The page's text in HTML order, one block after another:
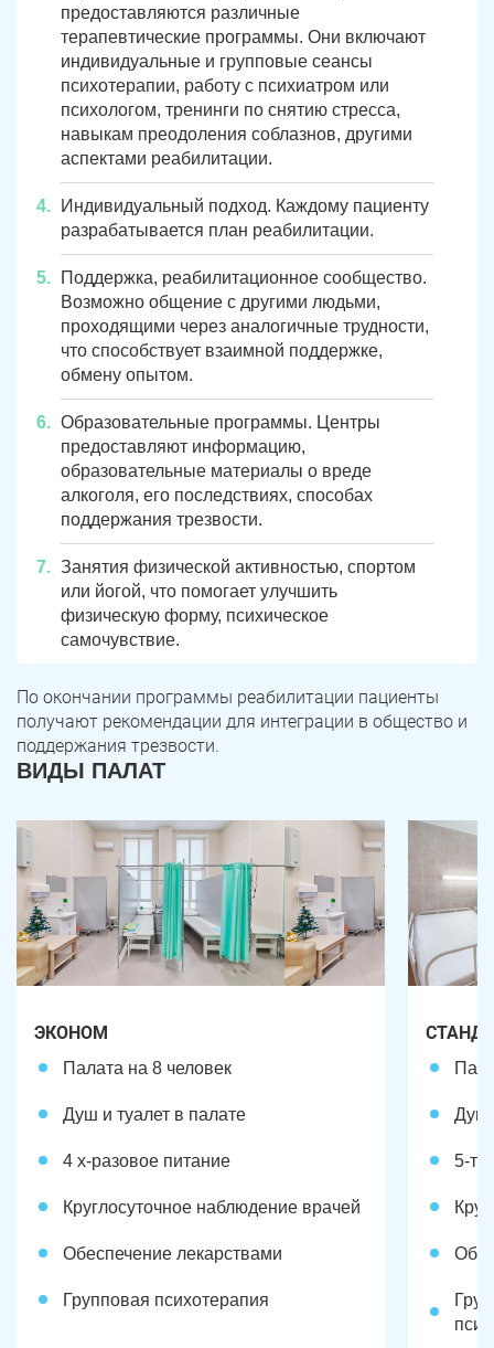
предоставляются различные
терапевтические программы. Они включают
индивидуальные и групповые сеансы
психотерапии, работу с психиатром или
психологом, тренинги по снятию стресса,
навыкам преодоления соблазнов, другими
аспектами реабилитации.
Индивидуальный подход. Каждому пациенту
разрабатывается план реабилитации.
Поддержка, реабилитационное сообщество.
Возможно общение с другими людьми,
проходящими через аналогичные трудности,
что способствует взаимной поддержке,
обмену опытом.
Образовательные программы. Центры
предоставляют информацию,
образовательные материалы о вреде
алкоголя, его последствиях, способах
поддержания трезвости.
Занятия физической активностью, спортом
или йогой, что помогает улучшить
физическую форму, психическое
самочувствие.
По окончании программы реабилитации пациенты
получают рекомендации для интеграции в общество и
поддержания трезвости.
ВИДЫ ПАЛАТ
ЭКОНОМ
Палата на 8 человек
Душ и туалет в палате
4 х-разовое питание
Круглосуточное наблюдение врачей
Обеспечение лекарствами
Групповая психотерапия
Душ
5-ти